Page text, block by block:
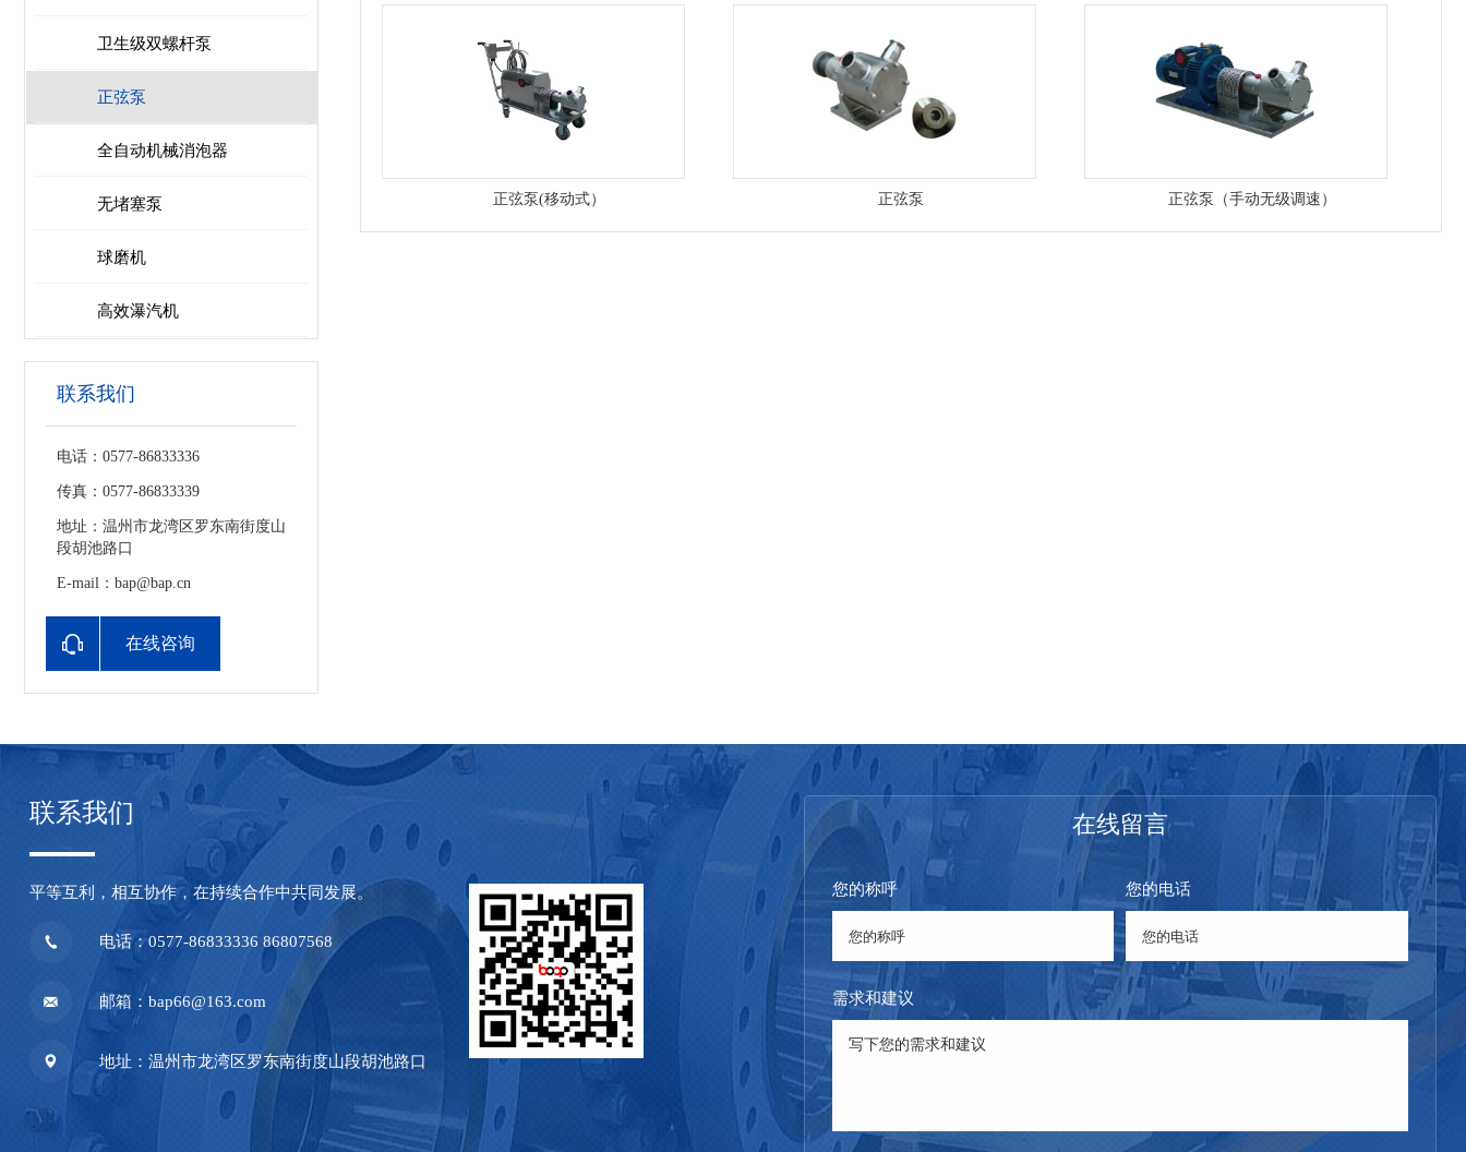
卫生级双螺杆泵
正弦泵
全自动机械消泡器
无堵塞泵
球磨机
高效瀑汽机
联系我们
电话：0577-86833336
传真：0577-86833339
地址：温州市龙湾区罗东南街度山
段胡池路口
E-mail：bap@bap.cn
在线咨询
正弦泵(移动式） 正弦泵 正弦泵（手动无级调速）
联系我们
平等互利，相互协作，在持续合作中共同发展。
电话：0577-86833336 86807568
邮箱：bap66@163.com
地址：温州市龙湾区罗东南街度山段胡池路口
在线留言
您的称呼 您的电话
需求和建议